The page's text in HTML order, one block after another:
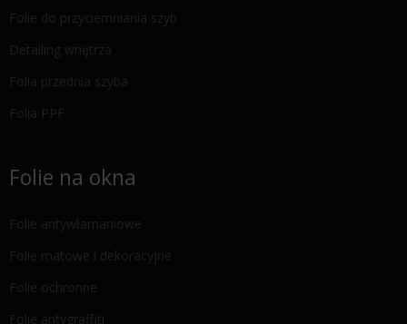
Folie do przyciemniania szyb
Detailing wnętrza
Folia przednia szyba
Folia PPF
Folie na okna
Folie antywłamaniowe
Folie matowe i dekoracyjne
Folie ochronne
Folie antygraffiti